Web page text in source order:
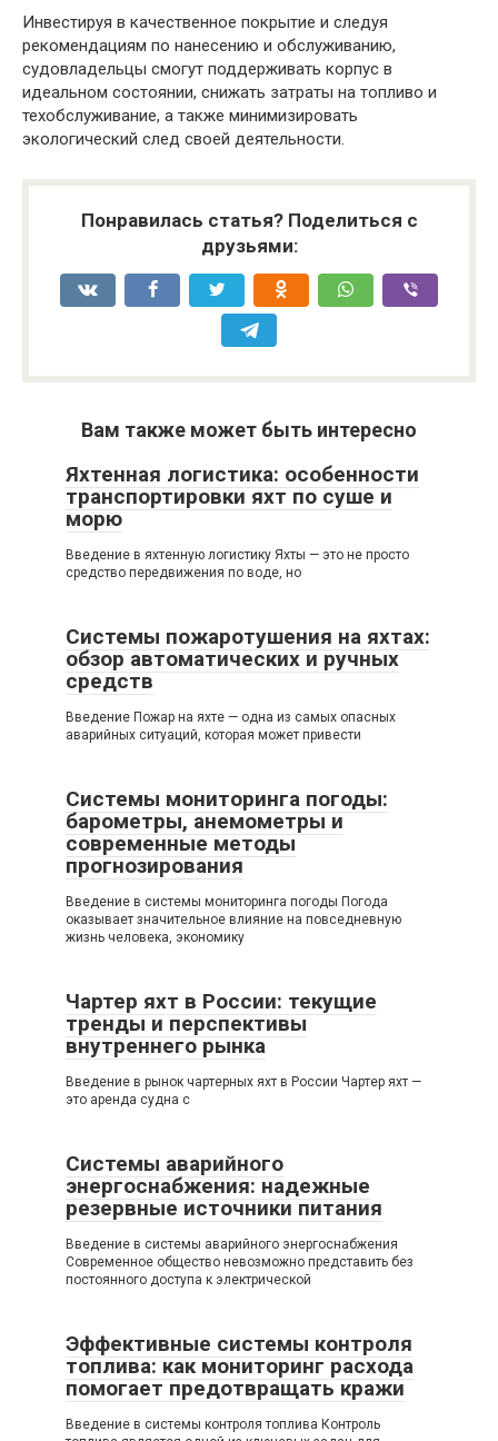
Инвестируя в качественное покрытие и следуя
рекомендациям по нанесению и обслуживанию,
судовладельцы смогут поддерживать корпус в
идеальном состоянии, снижать затраты на топливо и
техобслуживание, а также минимизировать
экологический след своей деятельности.
Понравилась статья? Поделиться с
друзьями:
Вам также может быть интересно
Яхтенная логистика: особенности
транспортировки яхт по суше и
морю
Введение в яхтенную логистику Яхты — это не просто
средство передвижения по воде, но
Системы пожаротушения на яхтах:
обзор автоматических и ручных
средств
Введение Пожар на яхте — одна из самых опасных
аварийных ситуаций, которая может привести
Системы мониторинга погоды:
барометры, анемометры и
современные методы
прогнозирования
Введение в системы мониторинга погоды Погода
оказывает значительное влияние на повседневную
жизнь человека, экономику
Чартер яхт в России: текущие
тренды и перспективы
внутреннего рынка
Введение в рынок чартерных яхт в России Чартер яхт —
это аренда судна с
Системы аварийного
энергоснабжения: надежные
резервные источники питания
Введение в системы аварийного энергоснабжения
Современное общество невозможно представить без
постоянного доступа к электрической
Эффективные системы контроля
топлива: как мониторинг расхода
помогает предотвращать кражи
Введение в системы контроля топлива Контроль